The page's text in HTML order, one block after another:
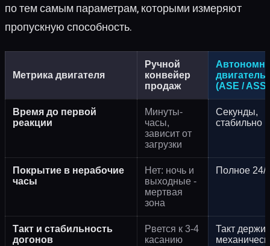
по тем самым параметрам, которыми измеряют
пропускную способность.
Метрика двигателя
Ручной
конвейер
продаж
двигатель
(ASE /
Время до первой
реакции
Минуты-
часы,
зависит от
загрузки
Секунды,
стабильно
Покрытие в нерабочие
часы
Нет: ночь и
выходные -
мертвая
зона
Полное 24/
Такт и стабильность
догонов
Рвется к 3-4
касанию
Такт